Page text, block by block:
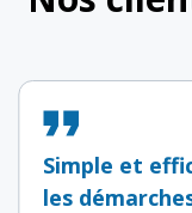
Simple et
les